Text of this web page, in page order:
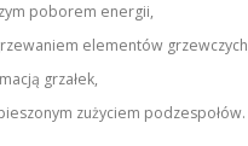
poborem energii,
elementów
grzałek,
zużyciem podzespołów.